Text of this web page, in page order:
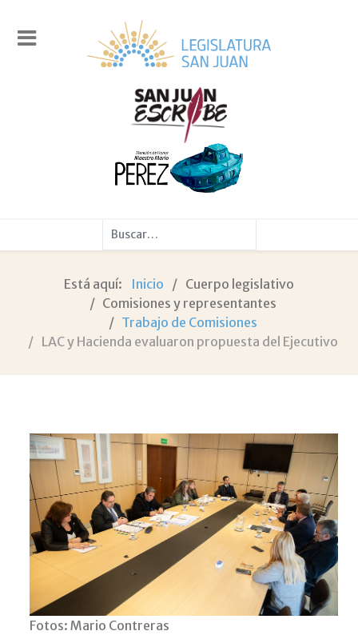
Buscar
Está aquí: Inicio
Cuerpo legislativo
Comisiones y representantes
Trabajo de Comisiones
LAC y Hacienda evaluaron propuesta del Ejecutivo
Fotos: Mario Contreras